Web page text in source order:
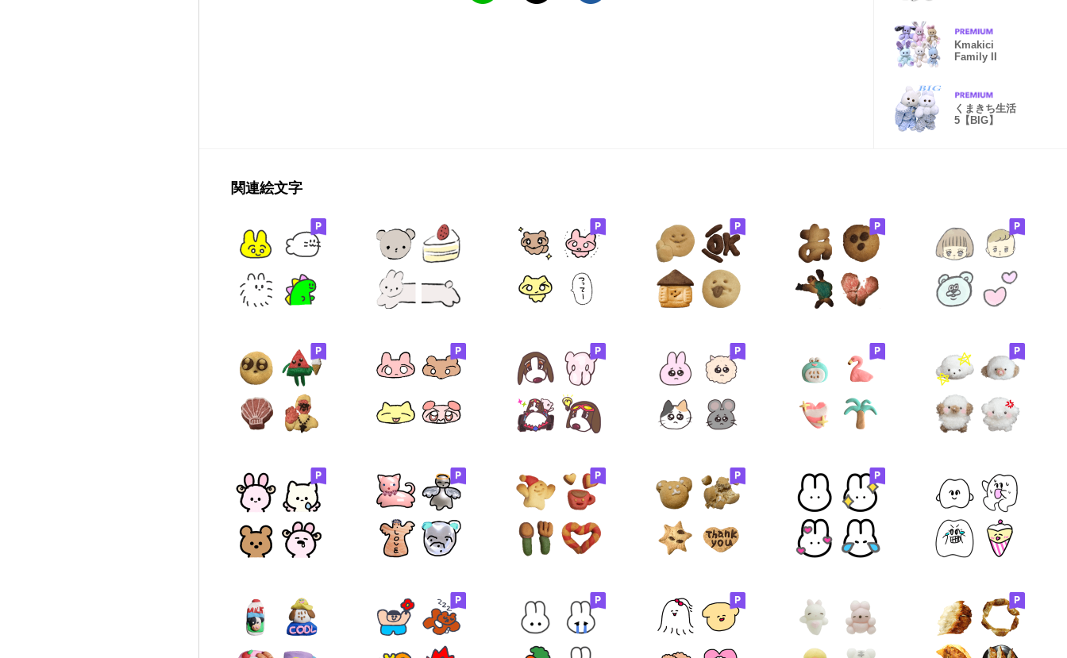
Kmakici
Family II
くまきち生活
5【BIG】
関連絵文字